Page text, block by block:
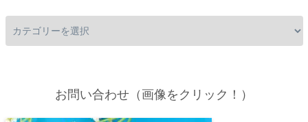
お問い合わせ（画像をクリック！）